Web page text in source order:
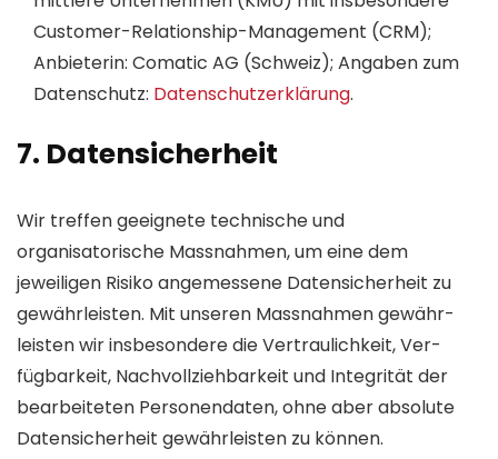
Customer-Relation­ship-Management (CRM);
Anbieterin: Comatic AG (Schweiz); Angaben zum
Daten­schutz: Daten­schutz­erklärung.
7. Daten­sicherheit
Wir treffen geeignete technische und
organisatorische Mass­nahmen, um eine dem
jeweiligen Risiko angemessene Daten­sicherheit zu
gewähr­leisten. Mit unseren Mass­nahmen gewähr­
leisten wir insbesondere die Ver­traulichkeit, Ver­
fügbarkeit, Nach­vollzieh­barkeit und Integrität der
bearbeiteten Personen­daten, ohne aber absolute
Daten­sicherheit gewährleisten zu können.